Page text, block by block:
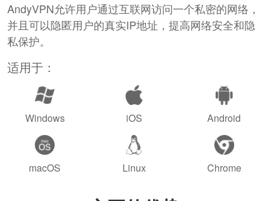
AndyVPN允许用户通过互联网访问一个私密的网络，
并且可以隐匿用户的真实IP地址，提高网络安全和隐
私保护。
适用于：
Windows iOS Android
macOS Linux Chrome